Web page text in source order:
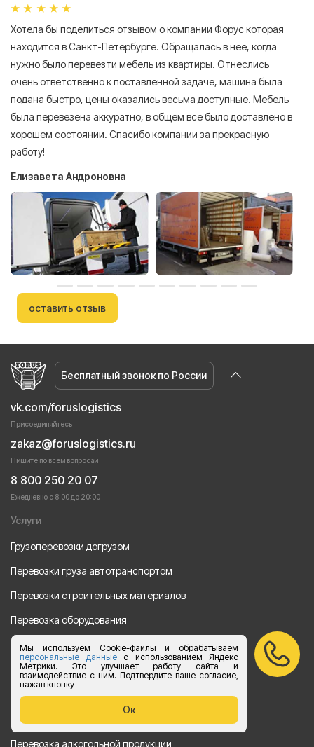
Мы используем Cookie-файлы и обрабатываем
персональные данныес использованием Яндекс
Метрики. Это улучшает работу сайта и
взаимодействие с ним. Подтвердите ваше согласие,
нажав кнопку
Ок
Хотела бы поделиться отзывом о компании Форус которая
находится в Санкт-Петербурге. Обращалась в нее, когда
нужно было перевезти мебель из квартиры. Отнеслись
очень ответственно к поставленной задаче, машина была
подана быстро, цены оказались весьма доступные. Мебель
была перевезена аккуратно, в общем все было доставлено в
хорошем состоянии. Спасибо компании за прекрасную
работу!
Елизавета Андроновна
оставить отзыв
Бесплатный звонок по России
vk.com/foruslogistics
Присоединяйтесь
zakaz@foruslogistics.ru
Пишите по всем вопросаи
8 800 250 20 07
Ежедневно с 8:00 до 20:00
Услуги
Грузоперевозки догрузом
Перевозки груза автотранспортом
Перевозки строительных материалов
Перевозка оборудования
Перевозка продуктов питания
Переезд
Рефрежераторные перевозки
Перевозки автотехники
Перевозка алкогольной продукции